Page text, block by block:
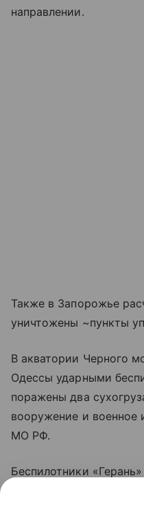
направлении.
Также в Запорожье
уничтожены ~пункты
В акватории Черного
Одессы ударными
поражены два
вооружение и военное
МО РФ.
Беспилотники